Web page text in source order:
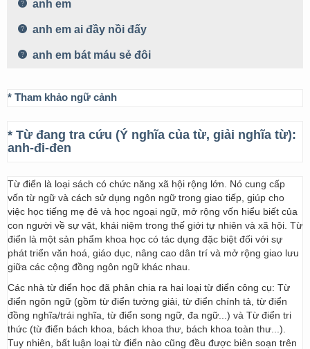
anh em
anh em ai đầy nồi đấy
anh em bát máu sẻ đôi
* Tham khảo ngữ cảnh
* Từ đang tra cứu (Ý nghĩa của từ, giải nghĩa từ):
anh-đi-đen
Từ điển là loại sách có chức năng xã hội rộng lớn. Nó cung cấp
vốn từ ngữ và cách sử dụng ngôn ngữ trong giao tiếp, giúp cho
việc học tiếng mẹ đẻ và học ngoại ngữ, mở rộng vốn hiểu biết của
con người về sự vật, khái niệm trong thế giới tự nhiên và xã hội. Từ
điển là một sản phẩm khoa học có tác dụng đặc biệt đối với sự
phát triển văn hoá, giáo dục, nâng cao dân trí và mở rộng giao lưu
giữa các cộng đồng ngôn ngữ khác nhau.
Các nhà từ điển học đã phân chia ra hai loại từ điển công cụ: Từ
điển ngôn ngữ (gồm từ điển tường giải, từ điển chính tả, từ điển
đồng nghĩa/trái nghĩa, từ điển song ngữ, đa ngữ...) và Từ điển tri
thức (từ điển bách khoa, bách khoa thư, bách khoa toàn thư...).
Tuy nhiên, bất luận loại từ điển nào cũng đều được biên soạn trên